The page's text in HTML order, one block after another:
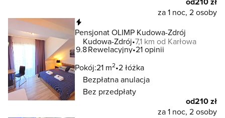
za 1 noc, 2 osoby
Pensjonat OLIMP Kudowa-Zdrój
Kudowa-Zdrój 7,1 km od Karłowa
9.8Rewelacyjny 21 opinii
Pokój:21 m2 2 łóżka
Bezpłatna anulacja
Bez przedpłaty
od210 zł
za 1 noc, 2 osoby